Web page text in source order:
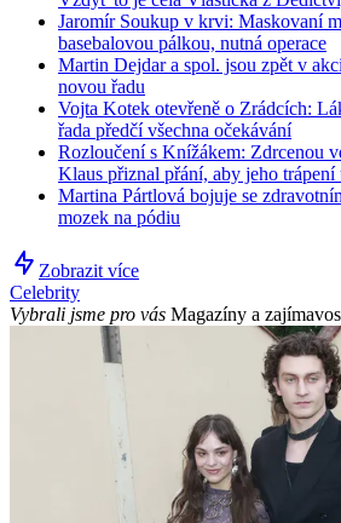
Jaromír Soukup v krvi: Maskovaní
basebalovou pálkou, nutná operace
Martin Dejdar a spol. jsou zpět v
novou řadu
Vojta Kotek otevřeně o Zrádcích:
řada předčí všechna očekávání
Rozloučení s Knížákem: Zdrcenou
Klaus přiznal přání, aby jeho trápení
Martina Pártlová bojuje se
mozek na pódiu
Zobrazit více
Celebrity
Vybrali jsme pro vás Magazíny a